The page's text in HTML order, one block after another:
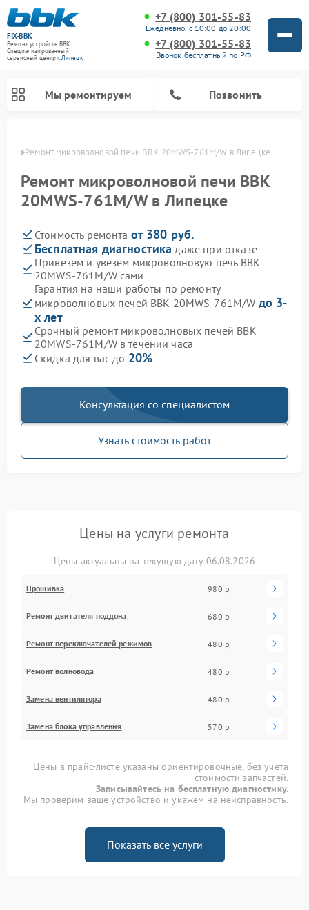
FIX-BBK
Ремонт устройств BBK
Специализированный
cервисный центр г.Липецк
+7 (800) 301-55-83
Ежедневно, с 10:00 до 20:00
+7 (800) 301-55-83
Звонок бесплатный по РФ
Мы ремонтируем Позвонить
Ремонт микроволновой печи BBK 20MWS-761M/W в Липецке
Ремонт микроволновой печи BBK
20MWS-761M/W в Липецке
Стоимость ремонта от 380 руб.
Бесплатная диагностика даже при отказе
Привезем и увезем микроволновую печь BBK
20MWS-761M/W сами
Гарантия на наши работы по ремонту
микроволновых печей BBK 20MWS-761M/W до 3-
х лет
Срочный ремонт микроволновых печей BBK
20MWS-761M/W в течении часа
Скидка для вас до 20%
Консультация со специалистом
Узнать стоимость работ
Цены на услуги ремонта
Цены актуальны на текущую дату 06.08.2026
Прошивка 980 р
Ремонт двигателя поддона 680 р
Ремонт переключателей режимов 480 р
Ремонт волновода 480 р
Замена вентилятора 480 р
Замена блока управления 570 р
Цены в прайс-листе указаны ориентировочные, без учета
стоимости запчастей.
Записывайтесь на бесплатную диагностику.
Мы проверим ваше устройство и укажем на неисправность.
Показать все услуги